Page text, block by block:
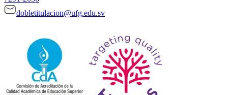
dobletitulacion@ufg.edu.sv